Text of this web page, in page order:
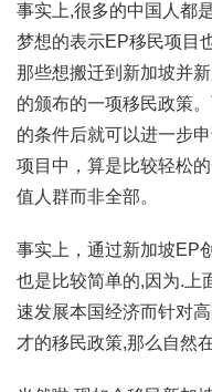
事实上,很多的中国人都
梦想的表示EP移民项目
那些想搬迁到新加坡并
的颁布的一项移民政策
的条件后就可以进一步
项目中，算是比较轻松
值人群而非全部。
事实上，通过新加坡EP
也是比较简单的,因为.上
速发展本国经济而针对
才的移民政策,那么自然